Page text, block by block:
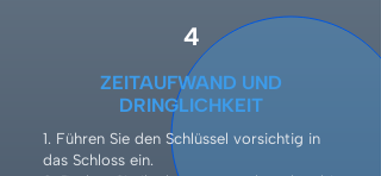
4
ZEITAUFWAND UND
DRINGLICHKEIT
1. Führen Sie den Schlüssel vorsichtig in
das Schloss ein.